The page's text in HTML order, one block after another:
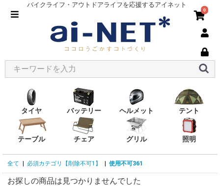
バイクライフ・アウトドアライフを応援するアイネット
0
タイヤ バッテリー ヘルメット テント
テーブル チェア グリル 照明
全て 必須カテゴリ【削除不可1】 使用不可361
お探しの商品は見つかりませんでした